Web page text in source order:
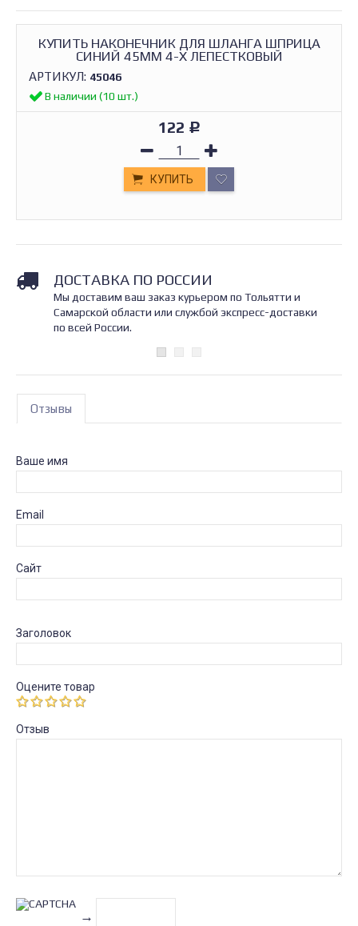
КУПИТЬ НАКОНЕЧНИК ДЛЯ ШЛАНГА ШПРИЦА
СИНИЙ 45ММ 4-Х ЛЕПЕСТКОВЫЙ
АРТИКУЛ: 45046
В наличии (10 шт.)
122 Р
КУПИТЬ
ДОСТАВКА ПО РОССИИ
Мы доставим ваш заказ курьером по Тольятти и
Самарской области или службой экспресс-доставки
по всей России.
Отзывы
Ваше имя
Email
Сайт
Заголовок
Оцените товар
Отзыв
→